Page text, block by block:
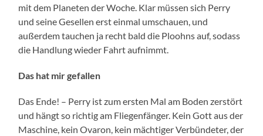
mit dem Planeten der Woche. Klar müssen sich Perry
und seine Gesellen erst einmal umschauen, und
außerdem tauchen ja recht bald die Ploohns auf, sodass
die Handlung wieder Fahrt aufnimmt.
Das hat mir gefallen
Das Ende! – Perry ist zum ersten Mal am Boden zerstört
und hängt so richtig am Fliegenfänger. Kein Gott aus der
Maschine, kein Ovaron, kein mächtiger Verbündeter, der